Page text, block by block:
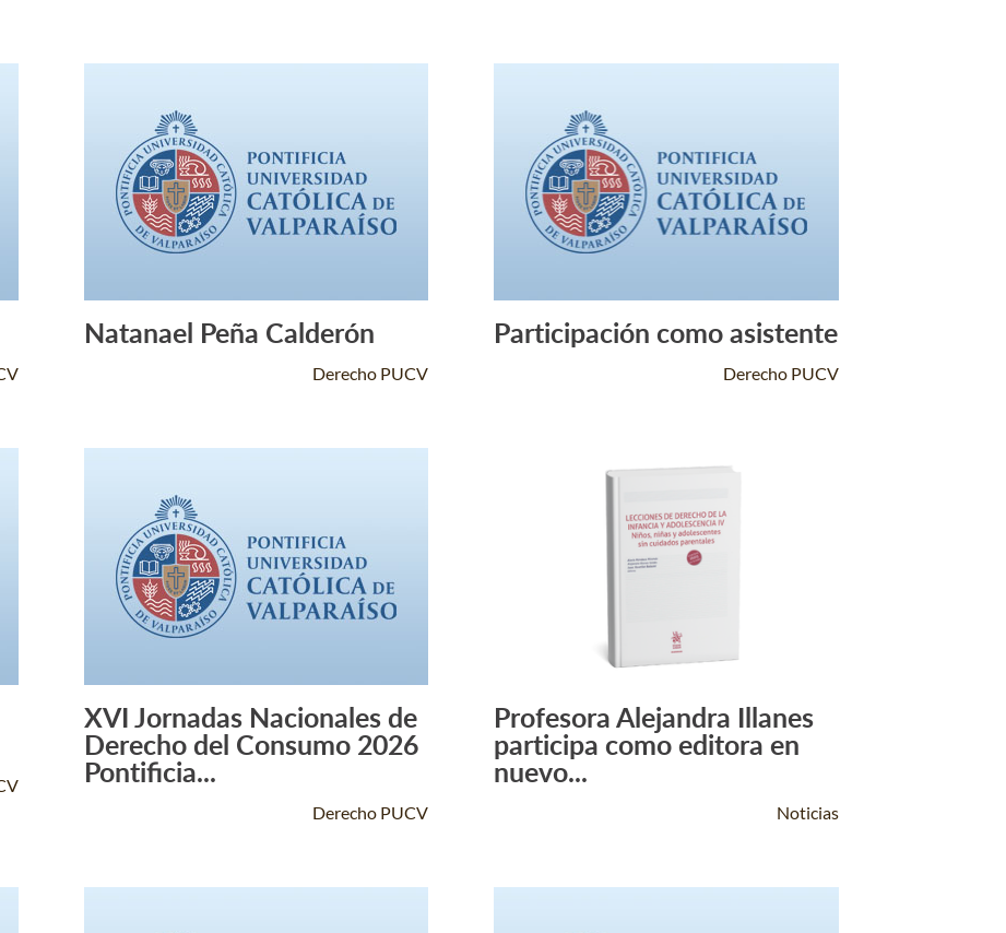
Leer Más +
Natanael Peña Calderón
Derecho PUCV
Leer Más +
Participación como asistente
Derecho PUCV
Leer Más +
XVI Jornadas Nacionales de
Derecho del Consumo 2026
Pontificia...
Derecho PUCV
Leer Más +
Profesora Alejandra Illanes
participa como editora en
nuevo...
Noticias